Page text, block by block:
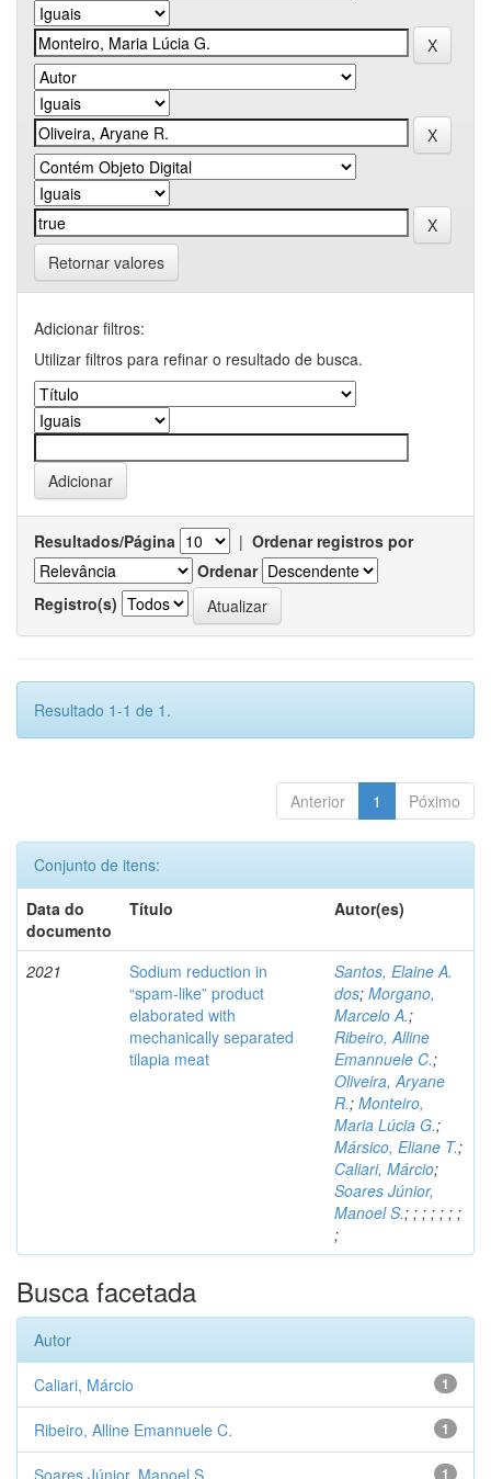
Retornar valores
Adicionar filtros:
Utilizar filtros para refinar o resultado de busca.
Resultados/Página | Ordenar registros por
Ordenar
Registro(s)
Resultado 1-1 de 1.
Anterior 1 Póximo
Conjunto de itens:
Data do
documento
Título Autor(es)
2021
Sodium reduction in
“spam-like” product
elaborated with
mechanically separated
tilapia meat
Santos, Elaine A.
dos; Morgano,
Marcelo A.;
Ribeiro, Alline
Emannuele C.;
Oliveira, Aryane
R.; Monteiro,
Maria Lúcia G.;
Mársico, Eliane T.;
Caliari, Márcio;
Soares Júnior,
Manoel S.; ; ; ; ; ; ;
;
Busca facetada
Autor
1
Caliari, Márcio
1
Ribeiro, Alline Emannuele C.
1